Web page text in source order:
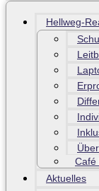
Hellweg-
Café
Aktuelles